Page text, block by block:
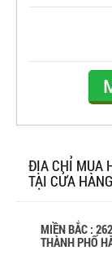
ĐỊA CHỈ MUA
TẠI CỬA HÀNG
MIỀN BẮC :
THÀNH PHỐ